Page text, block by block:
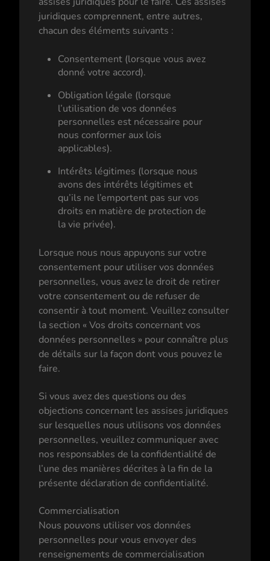
juridiques comprennent, entre autres,
chacun des éléments suivants :
Consentement (lorsque vous avez
donné votre accord).
Obligation légale (lorsque
l’utilisation de vos données
personnelles est nécessaire pour
nous conformer aux lois
applicables).
Intérêts légitimes (lorsque nous
avons des intérêts légitimes et
qu’ils ne l’emportent pas sur vos
droits en matière de protection de
la vie privée).
Lorsque nous nous appuyons sur votre
consentement pour utiliser vos données
personnelles, vous avez le droit de retirer
votre consentement ou de refuser de
consentir à tout moment. Veuillez consulter
la section « Vos droits concernant vos
données personnelles » pour connaître plus
de détails sur la façon dont vous pouvez le
faire.
Si vous avez des questions ou des
objections concernant les assises juridiques
sur lesquelles nous utilisons vos données
personnelles, veuillez communiquer avec
nos responsables de la confidentialité de
l’une des manières décrites à la fin de la
présente déclaration de confidentialité.
Commercialisation
Nous pouvons utiliser vos données
personnelles pour vous envoyer des
renseignements de commercialisation